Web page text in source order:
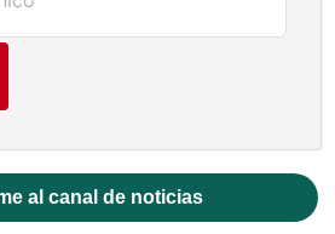
al canal de noticias